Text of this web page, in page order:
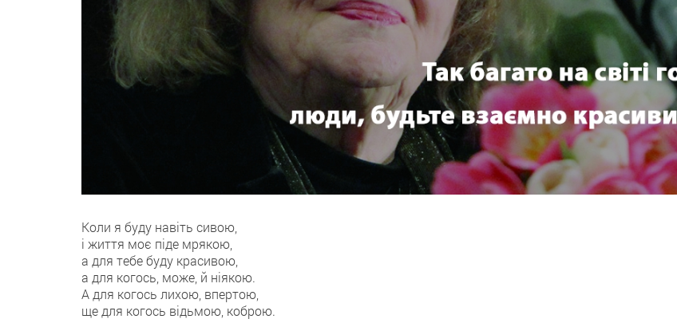
Коли я буду навіть сивою,
і життя моє піде мрякою,
а для тебе буду красивою,
а для когось, може, й ніякою.
А для когось лихою, впертою,
ще для когось відьмою, коброю.